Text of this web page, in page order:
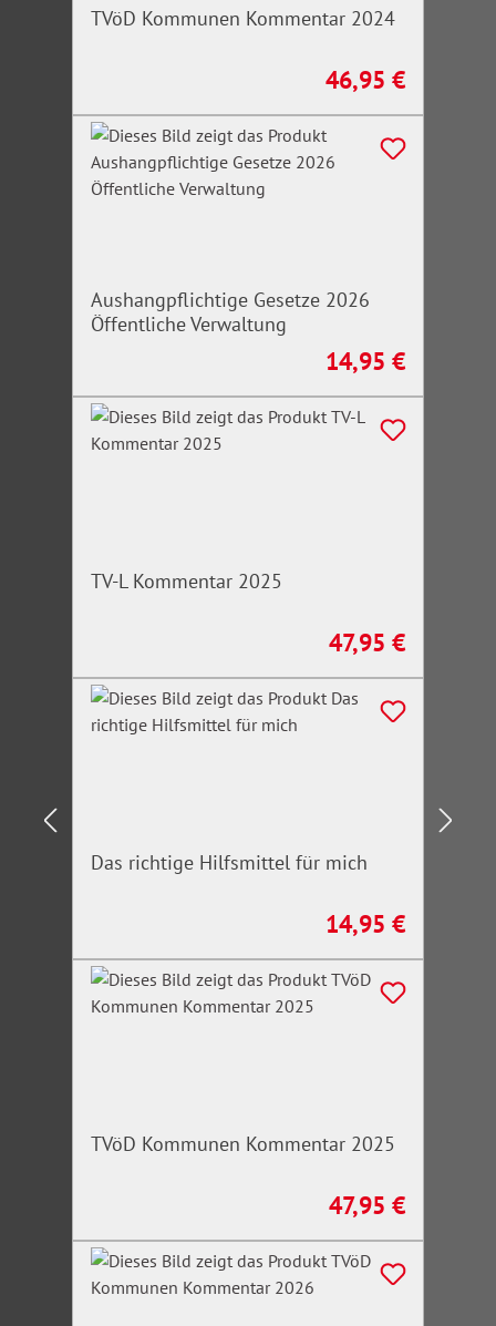
TVöD Kommunen Kommentar 2024
Regulärer Preis:
46,95 €
Aushangpflichtige Gesetze 2026
Öffentliche Verwaltung
Regulärer Preis:
14,95 €
TV-L Kommentar 2025
Regulärer Preis:
47,95 €
Das richtige Hilfsmittel für mich
Regulärer Preis:
14,95 €
TVöD Kommunen Kommentar 2025
Regulärer Preis:
47,95 €